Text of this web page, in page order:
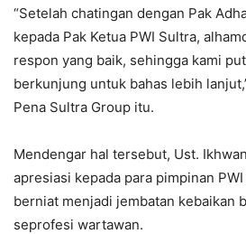
“Setelah chatingan dengan Pak
kepada Pak Ketua PWI Sultra,
respon yang baik, sehingga kami
berkunjung untuk bahas lebih
Pena Sultra Group itu.
Mendengar hal tersebut, Ust.
apresiasi kepada para pimpinan
berniat menjadi jembatan kebaikan
seprofesi wartawan.